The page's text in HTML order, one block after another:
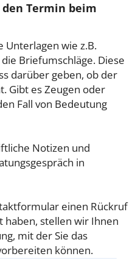
Termin beim
Unterlagen wie z.B.
Briefumschläge. Diese
darüber geben, ob der
Gibt es Zeugen oder
Fall von Bedeutung
Notizen und
in
einen Rückruf
haben, stellen wir Ihnen
mit der Sie das
können.